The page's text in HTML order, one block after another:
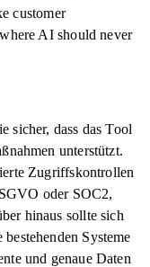
customer
AI should never
sicher, dass das Tool
unterstützt.
Zugriffskontrollen
oder SOC2,
hinaus sollte sich
Systeme
und genaue Daten